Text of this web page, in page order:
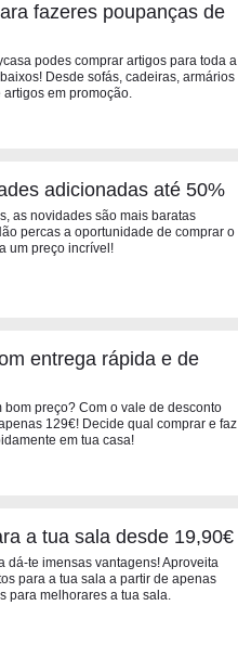
fazeres poupanças de
podes comprar artigos para toda a
Desde sofás, cadeiras, armários
em promoção.
adicionadas até 50%
as novidades são mais baratas
percas a oportunidade de comprar o
um preço incrível!
entrega rápida e de
bom preço? Com o vale de desconto
129€! Decide qual comprar e faz
em tua casa!
a tua sala desde 19,90€
dá-te imensas vantagens! Aproveita
para a tua sala a partir de apenas
para melhorares a tua sala.